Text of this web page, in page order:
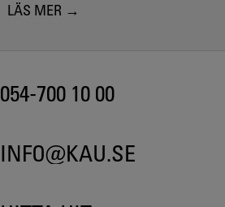
LÄS MER
054-700 10 00
INFO@KAU.SE